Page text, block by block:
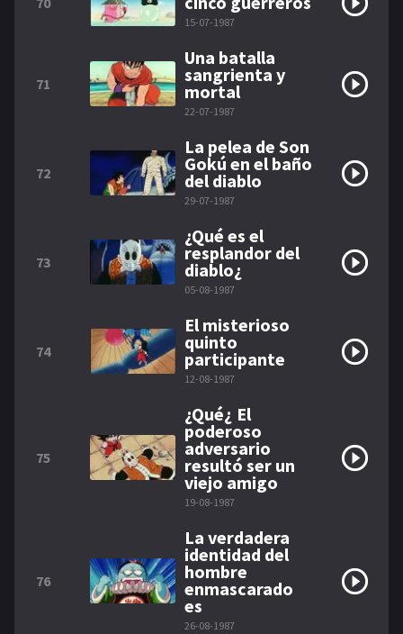
15-07-1987
71
Una batalla
sangrienta y
mortal
22-07-1987
72
La pelea de Son
Gokú en el baño
del diablo
29-07-1987
73
¿Qué es el
resplandor del
diablo¿
05-08-1987
74
El misterioso
quinto
participante
12-08-1987
75
¿Qué¿ El
poderoso
adversario
resultó ser un
viejo amigo
19-08-1987
76
La verdadera
identidad del
hombre
enmascarado
es
26-08-1987